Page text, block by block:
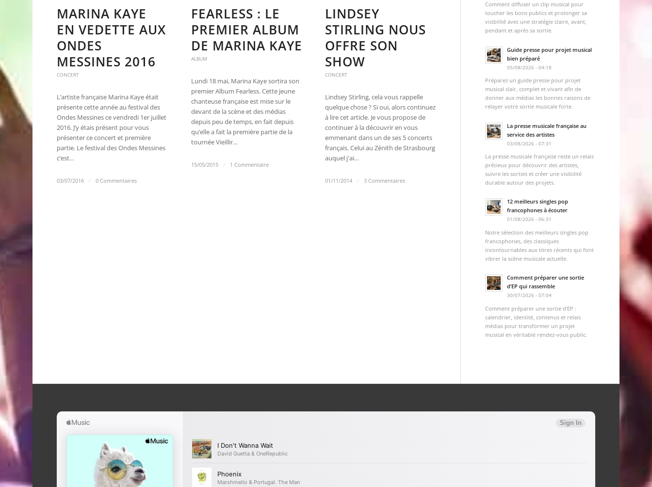
MARINA KAYE
EN VEDETTE AUX
ONDES
MESSINES 2016
CONCERT
L’artiste française Marina Kaye était
présente cette année au festival des
Ondes Messines ce vendredi 1er juillet
2016. J’y étais présent pour vous
présenter ce concert et première
partie. Le festival des Ondes Messines
c’est…
03/07/2016 / 0 Commentaires
FEARLESS : LE
PREMIER ALBUM
DE MARINA KAYE
ALBUM
Lundi 18 mai, Marina Kaye sortira son
premier Album Fearless. Cette jeune
chanteuse française est mise sur le
devant de la scène et des médias
depuis peu de temps, en fait depuis
qu’elle a fait la première partie de la
tournée Vieillir…
15/05/2015 / 1 Commentaire
LINDSEY
STIRLING NOUS
OFFRE SON
SHOW
CONCERT
Lindsey Stirling, cela vous rappelle
quelque chose ? Si oui, alors continuez
à lire cet article. Je vous propose de
continuer à la découvrir en vous
emmenant dans un de ses 5 concerts
français. Celui au Zénith de Strasbourg
auquel j'ai…
01/11/2014 / 3 Commentaires
Comment diffuser un clip musical pour
toucher les bons publics et prolonger sa
visibilité avec une stratégie claire, avant,
pendant et après sa sortie.
Guide presse pour projet musical
bien préparé
05/08/2026 - 04:18
Préparez un guide presse pour projet
musical clair, complet et vivant afin de
donner aux médias les bonnes raisons de
relayer votre sortie musicale forte.
La presse musicale française au
service des artistes
03/08/2026 - 07:31
La presse musicale française reste un relais
précieux pour découvrir des artistes,
suivre les sorties et créer une visibilité
durable autour des projets.
12 meilleurs singles pop
francophones à écouter
01/08/2026 - 06:31
Notre sélection des meilleurs singles pop
francophones, des classiques
incontournables aux titres récents qui font
vibrer la scène musicale actuelle.
Comment préparer une sortie
d’EP qui rassemble
30/07/2026 - 07:04
Comment préparer une sortie d’EP :
calendrier, identité, contenus et relais
médias pour transformer un projet
musical en véritable rendez-vous public.